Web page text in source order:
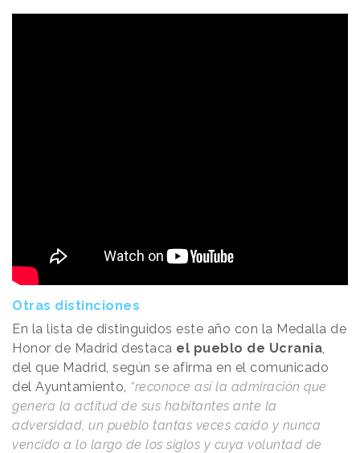
Otras distinciones
En la lista de distinguidos este año con la Medalla de
Honor de Madrid destaca el pueblo de Ucrania,
del que Madrid, según se afirma en el comunicado
del Ayuntamiento, “reconoce así la admiración que
genera la actitud de sus habitantes ante la
adversidad, un pueblo tantas veces caído y nunca
vencido a lo largo de los siglos y cuya voluntad de